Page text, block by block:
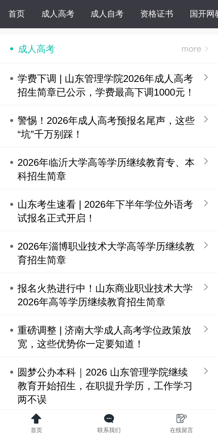
首页 成人高考 成人自考 资格证书 国开网
成人高考
学费下调 | 山东管理学院2026年成人高考
招生简章已公示，学费最高下调1000元！
警惕！2026年成人高考预报名尾声，这些
“坑”千万别踩！
2026年临沂大学高等学历继续教育专、本
科招生简章
山东考生速看 | 2026年下半年学位外语考
试报名正式开启！
2026年淄博职业技术大学高等学历继续教
育招生简章
报名火热进行中！山东商业职业技术大学
2026年高等学历继续教育招生简章
重磅调整 | 济南大学成人高考学位政策放
宽，这些优势你一定要知道！
圆梦公办本科｜2026 山东管理学院继续
教育开始招生，在职提升学历，工作学习
两不误
白衣逐梦不停步，2026 山东医专成人医
首页 联系我们 在线留言